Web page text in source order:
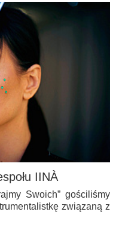
IINÀ
Swoich” gościliśmy
związaną z